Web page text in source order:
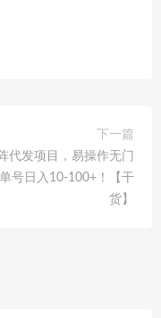
下一篇
代发项目，易操作无门
号日入10-100+！【干
货】